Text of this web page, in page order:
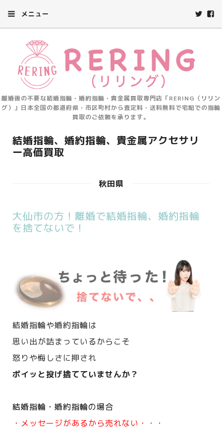
メニュー
離婚後の不要な結婚指輪・婚約指輪・貴金属買取専門店「RERING（リリン
グ）」日本全国の都道府県・市区町村から査定料・送料無料で宅配での指輪
買取のご依頼を承ります。
結婚指輪、婚約指輪、貴金属アクセサリ
ー高価買取
秋田県
大仙市の方！離婚で結婚指輪、婚約指輪
を捨てないで！
結婚指輪や婚約指輪は
思い出が詰まっているからこそ
怒りや悔しさに押され
ポイッと投げ捨てていませんか？
結婚指輪・婚約指輪の場合
・メッセージがあるから売れない・・・